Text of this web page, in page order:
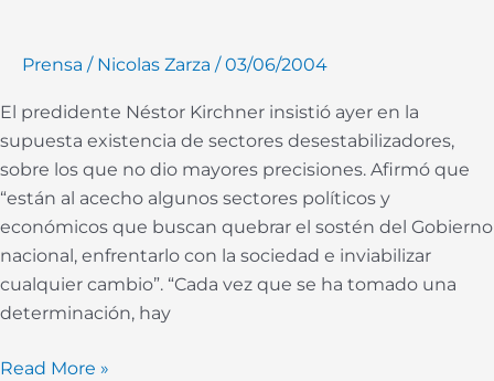
Prensa / Nicolas Zarza /03/06/2004
El predidente Néstor Kirchner insistió ayer en la
supuesta existencia de sectores desestabilizadores,
sobre los que no dio mayores precisiones. Afirmó que
“están al acecho algunos sectores políticos y
económicos que buscan quebrar el sostén del Gobierno
nacional, enfrentarlo con la sociedad e inviabilizar
cualquier cambio”. “Cada vez que se ha tomado una
determinación, hay
"Kirchner
de
desestabilizadores
Read More »